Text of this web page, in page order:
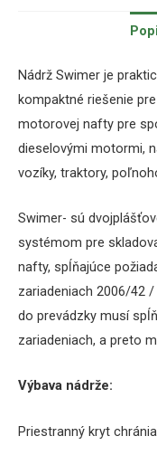
Nádrž Swimer je
kompaktné riešenie
motorovej nafty pre
dieselovými motormi,
vozíky, traktory,
Swimer- sú
systémom pre
nafty, spĺňajúce
zariadeniach 2006/42
do prevádzky musí
zariadeniach, a preto
Výbava nádrže:
Priestranný kryt